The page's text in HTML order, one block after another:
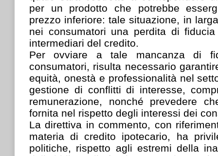
per un prodotto che potrebbe
prezzo inferiore: tale situazione, in
nei consumatori una perdita di
intermediari del credito.
Per ovviare a tale mancanza di
consumatori, risulta necessario
equità, onestà e professionalità nel
gestione di conflitti di interesse,
remunerazione, nonché prevedere
fornita nel rispetto degli interessi dei
La direttiva in commento, con
materia di credito ipotecario, ha
politiche, rispetto agli estremi della